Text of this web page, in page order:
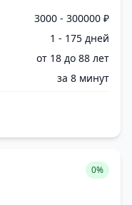
3000 - 300000 ₽
1 - 175 дней
от 18 до 88 лет
за 8 минут
0%